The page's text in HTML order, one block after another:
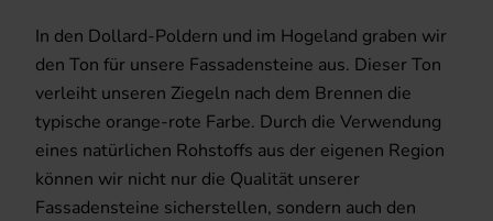
In den Dollard-Poldern und im Hogeland graben wir
den Ton für unsere Fassadensteine aus. Dieser Ton
verleiht unseren Ziegeln nach dem Brennen die
typische orange-rote Farbe. Durch die Verwendung
eines natürlichen Rohstoffs aus der eigenen Region
können wir nicht nur die Qualität unserer
Fassadensteine sicherstellen, sondern auch den